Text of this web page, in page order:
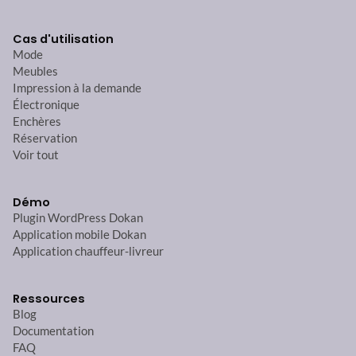
Cas d'utilisation
Mode
Meubles
Impression à la demande
Électronique
Enchères
Réservation
Voir tout
Démo
Plugin WordPress Dokan
Application mobile Dokan
Application chauffeur-livreur
Ressources
Blog
Documentation
FAQ